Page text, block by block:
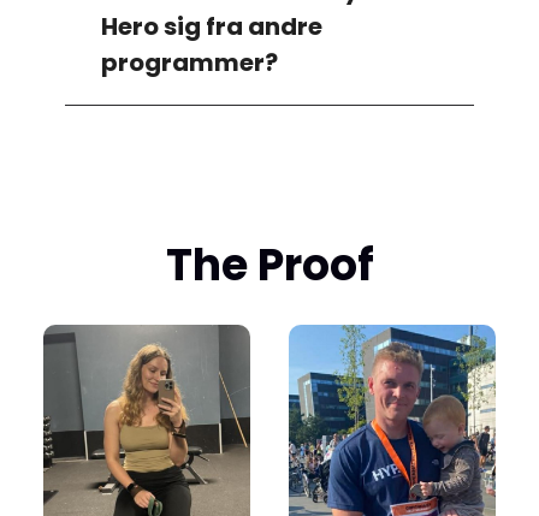
Hero sig fra andre
programmer?
The Proof